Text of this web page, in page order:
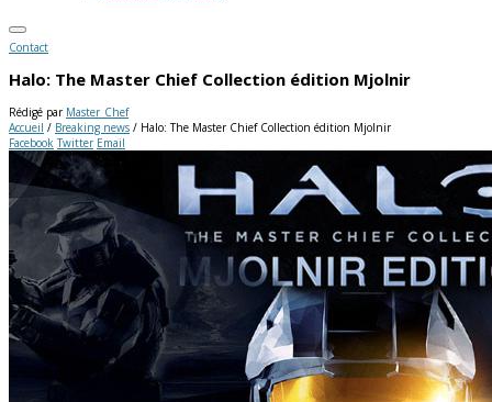
Contact
Halo: The Master Chief Collection édition Mjolnir
Rédigé par Master_Chef
Accueil / Breaking news / Halo: The Master Chief Collection édition Mjolnir
Facebook Twitter Email